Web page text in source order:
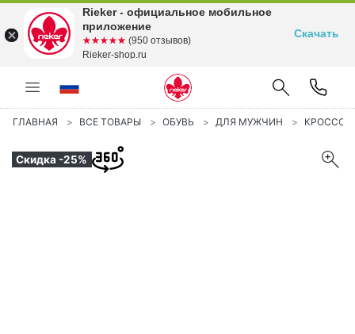
ГЛАВНАЯ ВСЕ ТОВАРЫ ОБУВЬ ДЛЯ МУЖЧИН
Скидка -25%
Rieker - официальное мобильное
приложение
☆☆☆☆☆
★★★★★ (950 отзывов)
Rieker-shop.ru
Скачать